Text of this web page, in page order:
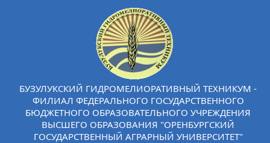
БУЗУЛУКСКИЙ ГИДРОМЕЛИОРАТИВНЫЙ ТЕХНИКУМ -
ФИЛИАЛ ФЕДЕРАЛЬНОГО ГОСУДАРСТВЕННОГО
БЮДЖЕТНОГО ОБРАЗОВАТЕЛЬНОГО УЧРЕЖДЕНИЯ
ВЫСШЕГО ОБРАЗОВАНИЯ "ОРЕНБУРГСКИЙ
ГОСУДАРСТВЕННЫЙ АГРАРНЫЙ УНИВЕРСИТЕТ"